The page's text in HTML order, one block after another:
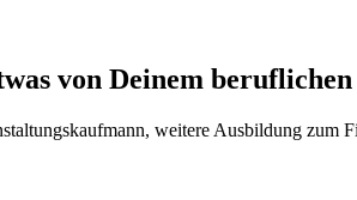
von Deinem
weitere Ausbildung zum